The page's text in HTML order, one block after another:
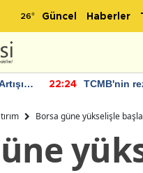
26° Güncel Haberler
22:24
TCMB'nin
Borsa güne yükselişle